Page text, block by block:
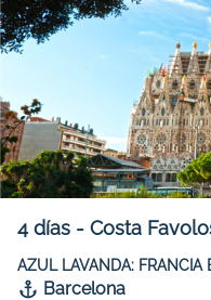
4 días - Costa
AZUL LAVANDA: FRANCIA
Barcelona